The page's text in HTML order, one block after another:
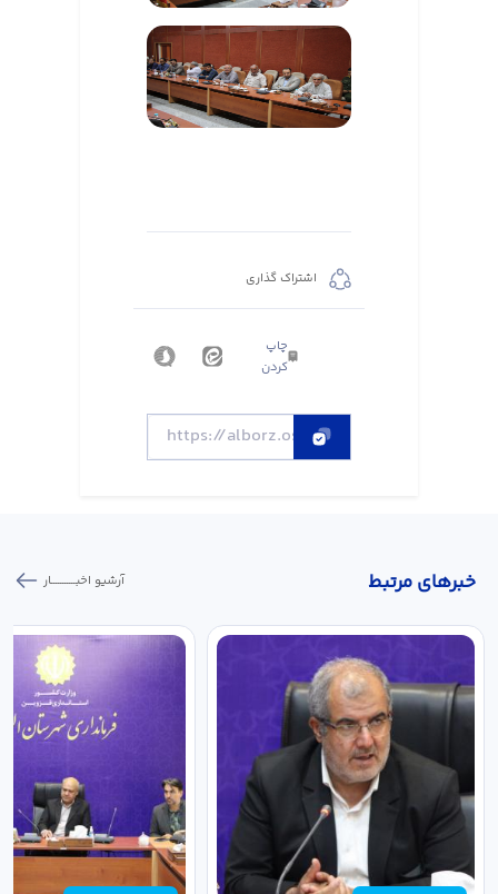
اشتراک گذاری
چاپ
کردن
خبر‌های مرتبط آرشیو اخبـــــــــــار